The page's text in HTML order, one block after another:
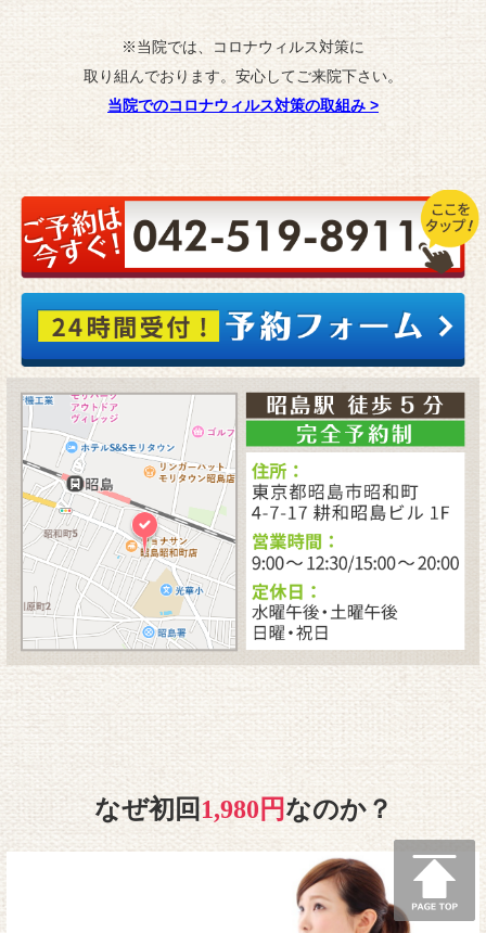
※当院では、コロナウィルス対策に
取り組んでおります。安心してご来院下さい。
当院でのコロナウィルス対策の取組み >
なぜ初回 1,980円なのか？